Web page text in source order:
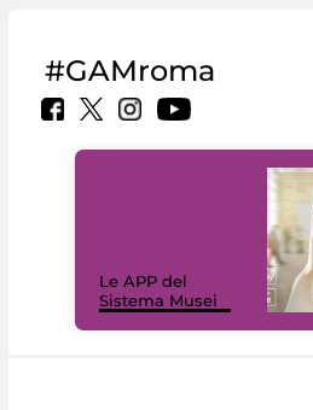
#GAMroma
Le APP del
Sistema Musei